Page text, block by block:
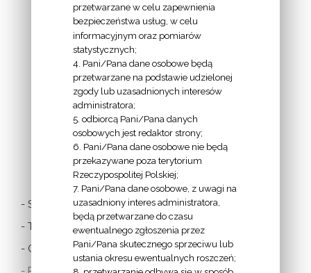
INFORMACJE
EPISKOPATU
POLSKI:
LINKI
- Stolica Apostolska
- Twitter Papieża
- Czytania z dnia
przetwarzane w celu zapewnienia
bezpieczeństwa usług, w celu
informacyjnym oraz pomiarów
statystycznych;
4. Pani/Pana dane osobowe będą
przetwarzane na podstawie udzielonej
zgody lub uzasadnionych interesów
administratora;
5. odbiorcą Pani/Pana danych
osobowych jest redaktor strony;
6. Pani/Pana dane osobowe nie będą
przekazywane poza terytorium
Rzeczypospolitej Polskiej;
7. Pani/Pana dane osobowe, z uwagi na
uzasadniony interes administratora,
będą przetwarzane do czasu
ewentualnego zgłoszenia przez
Pani/Pana skutecznego sprzeciwu lub
ustania okresu ewentualnych roszczeń;